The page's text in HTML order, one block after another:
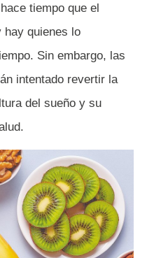
tiempo que el
hay quienes lo
Sin embargo, las
intentado revertir la
del sueño y su